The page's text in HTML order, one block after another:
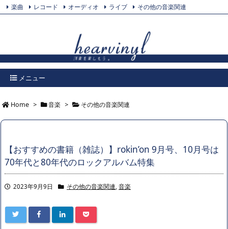
メニュー
楽曲 レコード オーディオ ライブ
その他の音楽関連
Home > 音楽 > その他の音楽関連
【おすすめの書籍（雑誌）】rokin’on 9月号、10月号は
70年代と80年代のロックアルバム特集
2023年9月9日 その他の音楽関連, 音楽